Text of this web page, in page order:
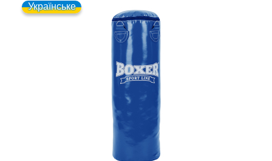
Українське